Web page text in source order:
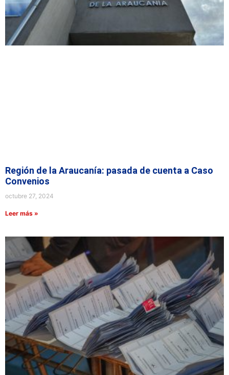
Región de la Araucanía: pasada de cuenta a Caso
Convenios
octubre 27, 2024
Leer más »